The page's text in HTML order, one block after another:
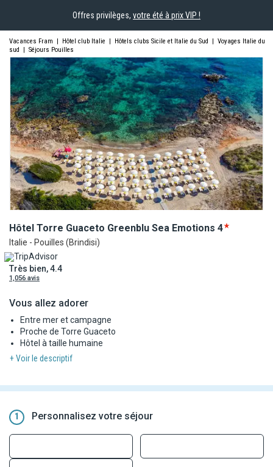
Offres privilèges, votre été à prix VIP !
Vacances Fram | Hôtel club Italie | Hôtels clubs Sicile et Italie du Sud | Voyages Italie du
sud | Séjours Pouilles
Hôtel Torre Guaceto Greenblu Sea Emotions 4
Italie - Pouilles (Brindisi)
Très bien, 4.4
1,056 avis
Vous allez adorer
Entre mer et campagne
Proche de Torre Guaceto
Hôtel à taille humaine
+ Voir le descriptif
1 Personnalisez votre séjour